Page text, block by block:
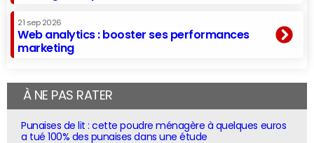
21 sep 2026
Web analytics : booster ses performances
marketing
À NE PAS RATER
Punaises de lit : cette poudre ménagère à quelques euros
a tué 100% des punaises dans une étude